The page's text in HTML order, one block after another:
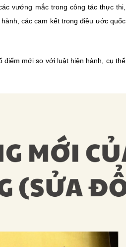
vướng mắc trong công tác thực thi,
các cam kết trong điều ước quốc
điểm mới so với luật hiện hành, cụ thể